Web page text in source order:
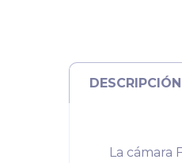
DESCRIPCIÓN
La cámara